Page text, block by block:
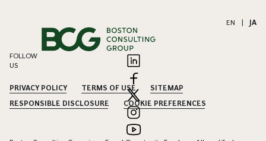
EN JA
FOLLOW
US
PRIVACY POLICY TERMS OF USE
SITEMAP
RESPONSIBLE DISCLOSURE
COOKIE PREFERENCES